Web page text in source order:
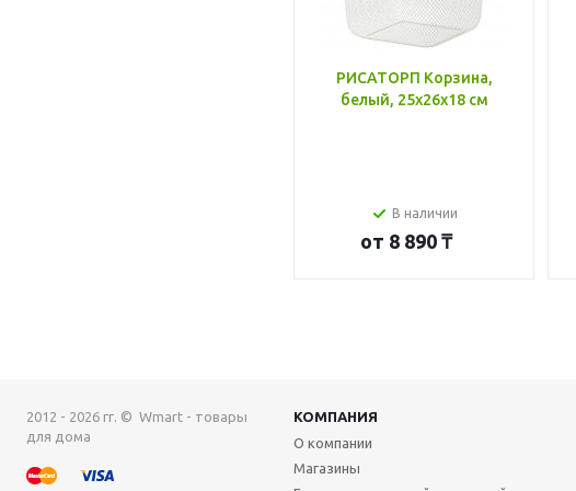
РИСАТОРП Корзина,
белый, 25x26x18 см
В наличии
от 8 890 ₸
2012 - 2026 гг. © Wmart - товары
для дома
КОМПАНИЯ
О компании
Магазины